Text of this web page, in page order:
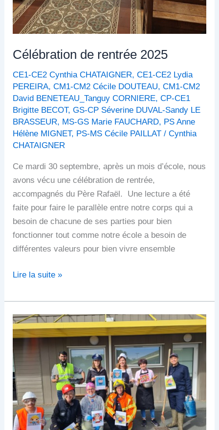
Célébration de rentrée 2025
CE1-CE2 Cynthia CHATAIGNER,CE1-CE2 Lydia
PEREIRA,CM1-CM2 Cécile DOUTEAU,CM1-CM2
David BENETEAU_Tanguy CORNIERE,CP-CE1
Brigitte BECOT,GS-CP Séverine DUVAL-Sandy LE
BRASSEUR, MS-GS Marie FAUCHARD, PS Anne
Hélène MIGNET, PS-MS Cécile PAILLAT /Cynthia
CHATAIGNER
Ce mardi 30 septembre, après un mois d’école, nous
avons vécu une célébration de rentrée,
accompagnés du Père Rafaël. Une lecture a été
faite pour faire le parallèle entre notre corps qui a
besoin de chacune de ses parties pour bien
fonctionner tout comme notre école a besoin de
différentes valeurs pour bien vivre ensemble
Lire la suite »
Projet
d’école
2025-
26
:
Quand
je
serai